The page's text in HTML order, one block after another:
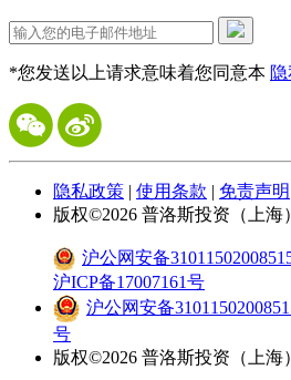
*您发送以上请求意味着您同意本
隐私政策 | 使用条款 | 免责声明
版权©2026 普洛斯投资（上海
沪公网安备
沪ICP备17007161号
沪公网安备
号
版权©2026 普洛斯投资（上海